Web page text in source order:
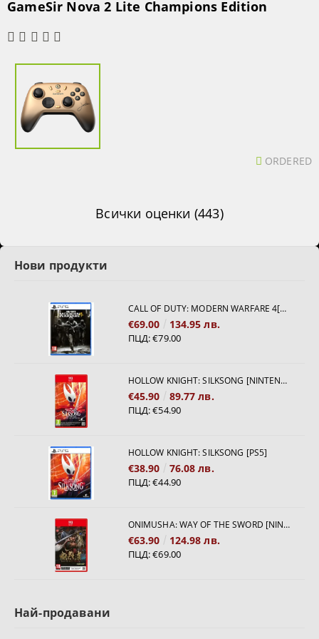
GameSir Nova 2 Lite Champions Edition
ORDERED
Всички оценки (443)
Нови продукти
CALL OF DUTY: MODERN WARFARE 4[PS5]
€69.00 134.95 лв.
ПЦД:€79.00
HOLLOW KNIGHT: SILKSONG [NINTENDO SWITCH 2]
€45.90 89.77 лв.
ПЦД:€54.90
HOLLOW KNIGHT: SILKSONG [PS5]
€38.90 76.08 лв.
ПЦД:€44.90
ONIMUSHA: WAY OF THE SWORD [NINTENDO SWITCH 2]
€63.90 124.98 лв.
ПЦД:€69.00
Най-продавани